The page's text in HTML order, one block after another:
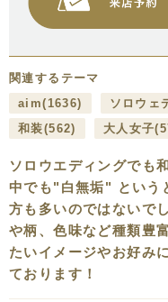
関連するテーマ
aim(1636) ソロウェ
和装(562) 大人女子
ソロウエディングでも
中でも"白無垢" という
方も多いのではないで
や柄、色味など種類豊
たいイメージやお好み
ております！